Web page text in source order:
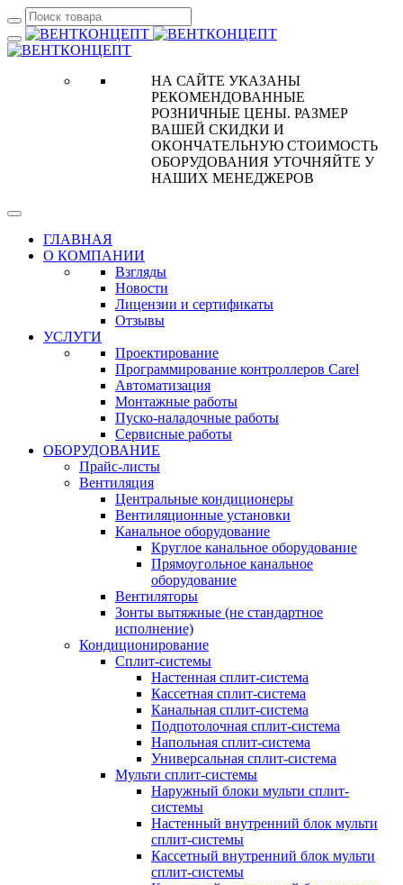
НА САЙТЕ УКАЗАНЫ
РЕКОМЕНДОВАННЫЕ
РОЗНИЧНЫЕ ЦЕНЫ. РАЗМЕР
ВАШЕЙ СКИДКИ И
ОКОНЧАТЕЛЬНУЮ СТОИМОСТЬ
ОБОРУДОВАНИЯ УТОЧНЯЙТЕ У
НАШИХ МЕНЕДЖЕРОВ
ГЛАВНАЯ
О КОМПАНИИ
Взгляды
Новости
Лицензии и сертификаты
Отзывы
УСЛУГИ
Проектирование
Программирование контроллеров Carel
Автоматизация
Монтажные работы
Пуско-наладочные работы
Сервисные работы
ОБОРУДОВАНИЕ
Прайс-листы
Вентиляция
Центральные кондиционеры
Вентиляционные установки
Канальное оборудование
Круглое канальное оборудование
Прямоугольное канальное
оборудование
Вентиляторы
Зонты вытяжные (не стандартное
исполнение)
Кондиционирование
Сплит-системы
Настенная сплит-система
Кассетная сплит-система
Канальная сплит-система
Подпотолочная сплит-система
Напольная сплит-система
Универсальная сплит-система
Мульти сплит-системы
Наружный блоки мульти сплит-
системы
Настенный внутренний блок мульти
сплит-системы
Кассетный внутренний блок мульти
сплит-системы